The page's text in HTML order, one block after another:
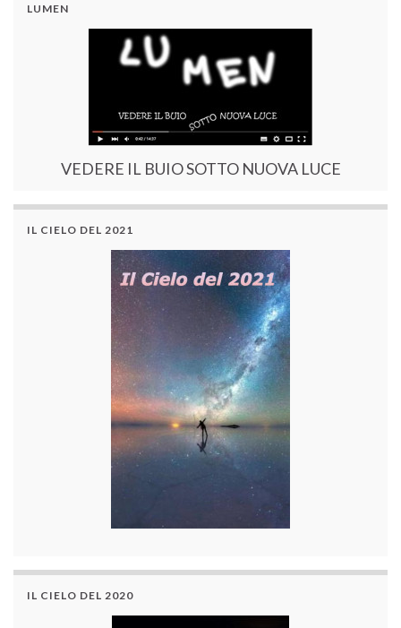
LUMEN
VEDERE IL BUIO SOTTO NUOVA LUCE
IL CIELO DEL 2021
IL CIELO DEL 2020